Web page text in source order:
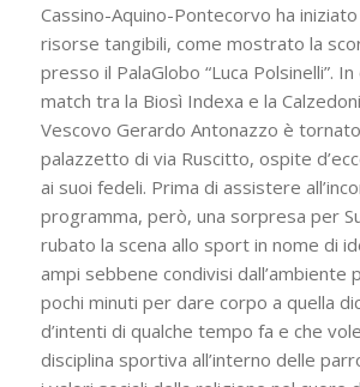
Cassino-Aquino-Pontecorvo ha
risorse tangibili, come mostrato la
presso il PalaGlobo “Luca Polsinelli”.
match tra la Biosì Indexa e la
Vescovo Gerardo Antonazzo è
palazzetto di via Ruscitto, ospite
ai suoi fedeli. Prima di assistere
programma, però, una sorpresa per
rubato la scena allo sport in nome di
ampi sebbene condivisi dall’ambiente
pochi minuti per dare corpo a quella
d’intenti di qualche tempo fa e che
disciplina sportiva all’interno delle